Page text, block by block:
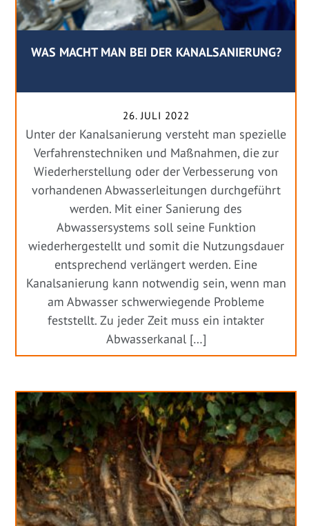
WAS MACHT MAN BEI DER KANALSANIERUNG?
26. JULI 2022
Unter der Kanalsanierung versteht man spezielle
Verfahrenstechniken und Maßnahmen, die zur
Wiederherstellung oder der Verbesserung von
vorhandenen Abwasserleitungen durchgeführt
werden. Mit einer Sanierung des
Abwassersystems soll seine Funktion
wiederhergestellt und somit die Nutzungsdauer
entsprechend verlängert werden. Eine
Kanalsanierung kann notwendig sein, wenn man
am Abwasser schwerwiegende Probleme
feststellt. Zu jeder Zeit muss ein intakter
Abwasserkanal […]